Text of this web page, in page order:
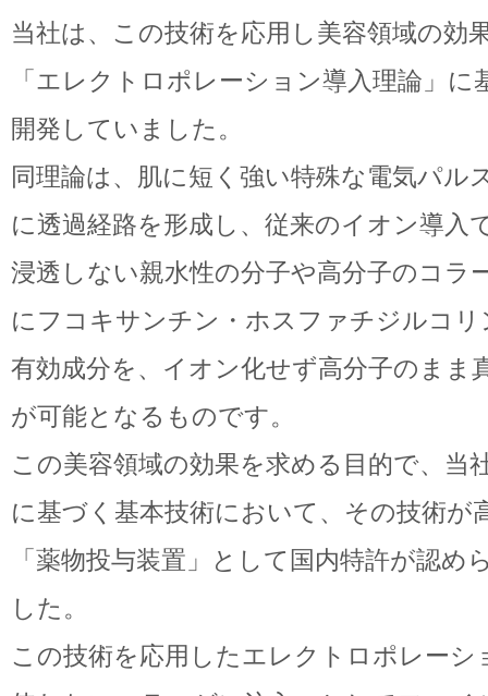
当社は、この技術を応用し美容領域の効
「エレクトロポレーション導入理論」
開発していました。
同理論は、肌に短く強い特殊な電気パル
に透過経路を形成し、従来のイオン導入
浸透しない親水性の分子や高分子のコラ
にフコキサンチン・ホスファチジルコ
有効成分を、イオン化せず高分子のまま
が可能となるものです。
この美容領域の効果を求める目的で、当
に基づく基本技術において、その技術が
「薬物投与装置」として国内特許が認
した。
この技術を応用したエレクトロポレーシ